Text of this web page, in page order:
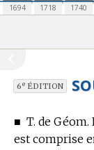
1694 1718 1740
6eÉDITION
■ T. de Géom.
est comprise